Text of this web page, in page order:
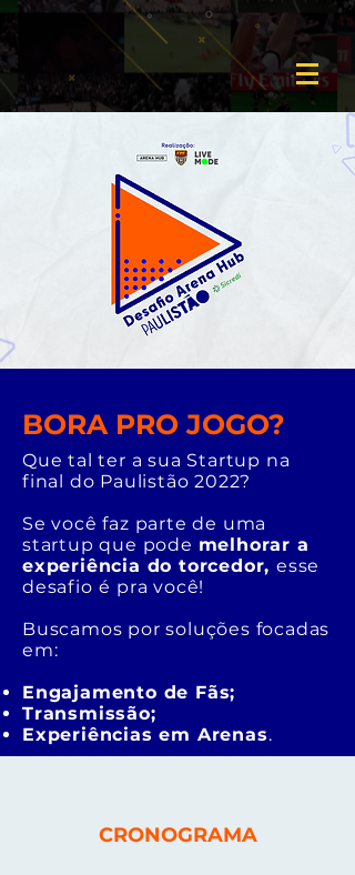
BORA PRO JOGO?
Que tal ter a sua Startup na
final do Paulistão 2022?
Se você faz parte de uma
startup que pode melhorar a
experiência do torcedor,esse
desafio é pra você!
Buscamos por soluções focadas
em:
Engajamento de Fãs;
Transmissão;
Experiências em Arenas.
CRONOGRAMA